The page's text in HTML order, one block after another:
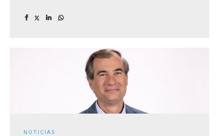
marítima.
NOTICIAS